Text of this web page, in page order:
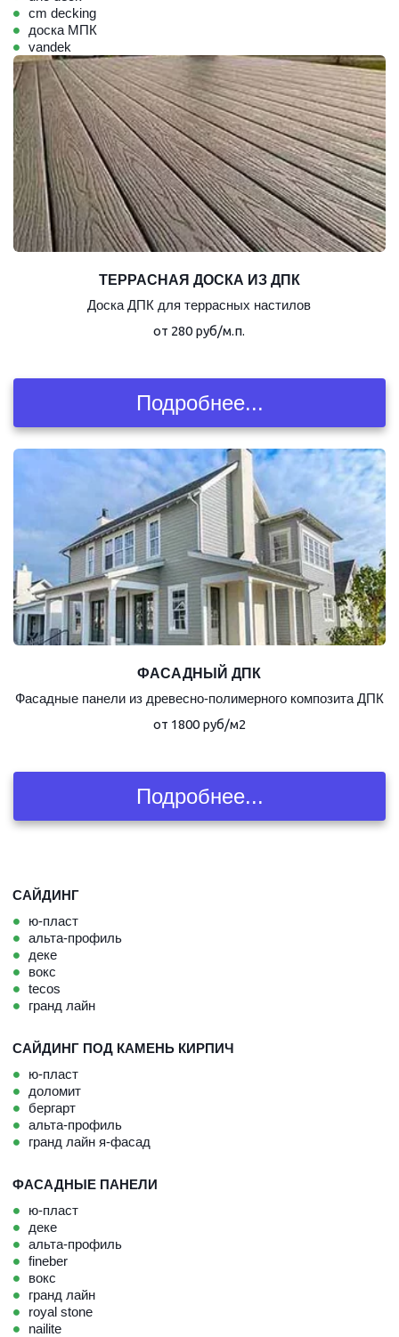
cm decking
доска МПК
vandek
ТЕРРАСНАЯ ДОСКА ИЗ ДПК
Доска ДПК для террасных настилов
от 280 руб/м.п.
Подробнее...
ФАСАДНЫЙ ДПК
Фасадные панели из древесно-полимерного композита ДПК
от 1800 руб/м2
Подробнее...
САЙДИНГ
ю-пласт
альта-профиль
деке
вокс
tecos
гранд лайн
САЙДИНГ ПОД КАМЕНЬ КИРПИЧ
ю-пласт
доломит
бергарт
альта-профиль
гранд лайн я-фасад
ФАСАДНЫЕ ПАНЕЛИ
ю-пласт
деке
альта-профиль
fineber
вокс
гранд лайн
royal stone
nailite